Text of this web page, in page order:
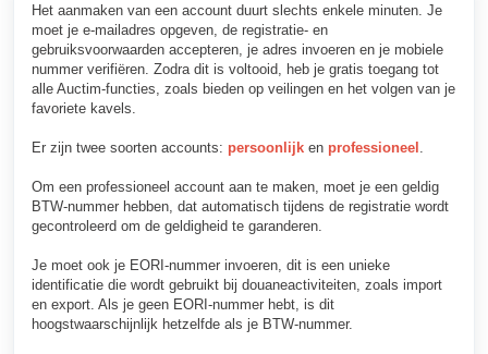
Het aanmaken van een account duurt slechts enkele minuten. Je
moet je e-mailadres opgeven, de registratie- en
gebruiksvoorwaarden accepteren, je adres invoeren en je mobiele
nummer verifiëren. Zodra dit is voltooid, heb je gratis toegang tot
alle Auctim-functies, zoals bieden op veilingen en het volgen van je
favoriete kavels.
Er zijn twee soorten accounts: persoonlijk en professioneel .
Om een professioneel account aan te maken, moet je een geldig
BTW-nummer hebben, dat automatisch tijdens de registratie wordt
gecontroleerd om de geldigheid te garanderen.
Je moet ook je EORI-nummer invoeren, dit is een unieke
identificatie die wordt gebruikt bij douaneactiviteiten, zoals import
en export. Als je geen EORI-nummer hebt, is dit
hoogstwaarschijnlijk hetzelfde als je BTW-nummer.